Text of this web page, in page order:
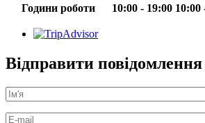
Години роботи
10:00 - 19:00 10:00
Відправити повідомлення